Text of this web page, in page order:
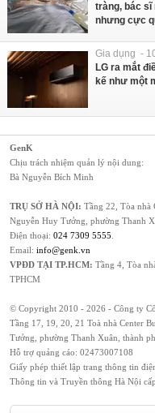
tràng, bác
nhưng cực
Gia dụng -
LG ra mắt
kế như một
GenK
Chịu trách nhiệm quản lý nội dung:
Bà Nguyễn Bích Minh
TRỤ SỞ HÀ NỘI: Tầng 22, Tòa nhà
Nguyễn Huy Tưởng, phường Thanh
Điện thoại: 024 7309 5555
Email: info@genk.vn
VPĐD TẠI TP.HCM: Tầng 4, Tòa
TPHCM
© Copyright 2010 - 2026 - Công ty
Tầng 17, 19, 20, 21 Toà nhà Center
Tưởng, phường Thanh Xuân, thành
Hỗ trợ quảng cáo: 02473007108
Giấy phép thiết lập trang thông tin
Thông tin và Truyền thông Hà Nội